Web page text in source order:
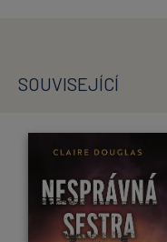
SOUVISEJÍCÍ